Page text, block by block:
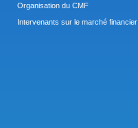
Organisation du CMF
Intervenants sur le marché financier